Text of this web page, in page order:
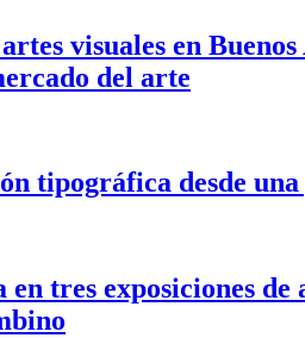
visuales en
del arte
tipográfica desde una
tres exposiciones